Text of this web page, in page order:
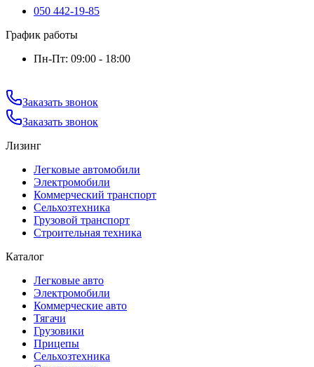
050 442-19-85
График работы
Пн-Пт: 09:00 - 18:00
Заказать звонок
Заказать звонок
Лизинг
Легковые автомобили
Электромобили
Коммерческий транспорт
Сельхозтехника
Грузовой транспорт
Строительная техника
Каталог
Легковые авто
Электромобили
Коммерческие авто
Тягачи
Грузовики
Прицепы
Сельхозтехника